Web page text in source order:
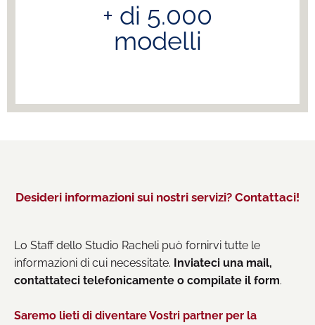
+ di 5.000
modelli
Desideri informazioni sui nostri servizi? Contattaci!
Lo Staff dello Studio Racheli può fornirvi tutte le
informazioni di cui necessitate. Inviateci una mail,
contattateci telefonicamente o compilate il form.
Saremo lieti di diventare Vostri partner per la